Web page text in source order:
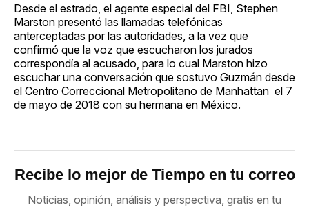
Desde el estrado, el agente especial del FBI, Stephen
Marston presentó las llamadas telefónicas
anterceptadas por las autoridades, a la vez que
confirmó que la voz que escucharon los jurados
correspondía al acusado, para lo cual Marston hizo
escuchar una conversación que sostuvo Guzmán desde
el Centro Correccional Metropolitano de Manhattan el 7
de mayo de 2018 con su hermana en México.
Recibe lo mejor de Tiempo en tu correo
Noticias, opinión, análisis y perspectiva, gratis en tu